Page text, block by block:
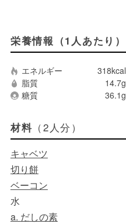
栄養情報（1人あたり）
エネルギー 318kcal
脂質
14.7g
糖質
36.1g
材料 （2人分）
キャベツ
切り餅
ベーコン
水
a. だしの素